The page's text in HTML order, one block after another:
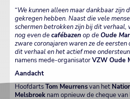
“We kunnen alleen maar dankbaar zijn
gekregen hebben. Naast die vele
schermen betrokken zijn bij dit verhaal,
nog even decafébazen op de Oude
zware coronajaren waren ze de
dit verhaal en het actief mee
namens mede-organisatorVZW Oude
Aandacht
HoofdartsTom Meurrensvan het
Melsbroek nam opnieuw de cheque